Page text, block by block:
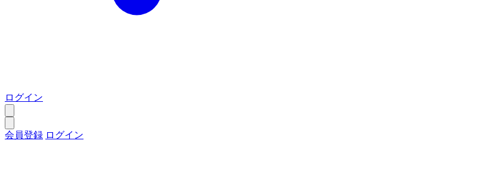
ログイン
会員登録 ログイン